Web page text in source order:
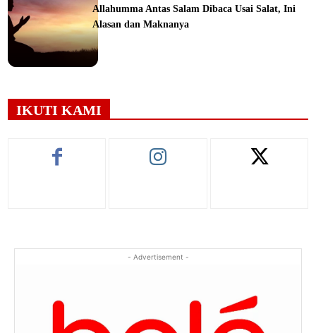
Allahumma Antas Salam Dibaca Usai Salat, Ini
Alasan dan Maknanya
IKUTI KAMI
- Advertisement -